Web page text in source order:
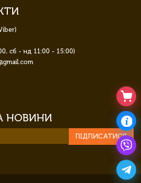
сб - нд 11:00 - 15:00)
НОВИНИ
ПІДПИСАТИСЯ